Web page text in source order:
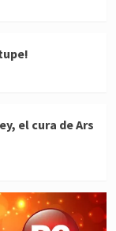
el cura de Ars